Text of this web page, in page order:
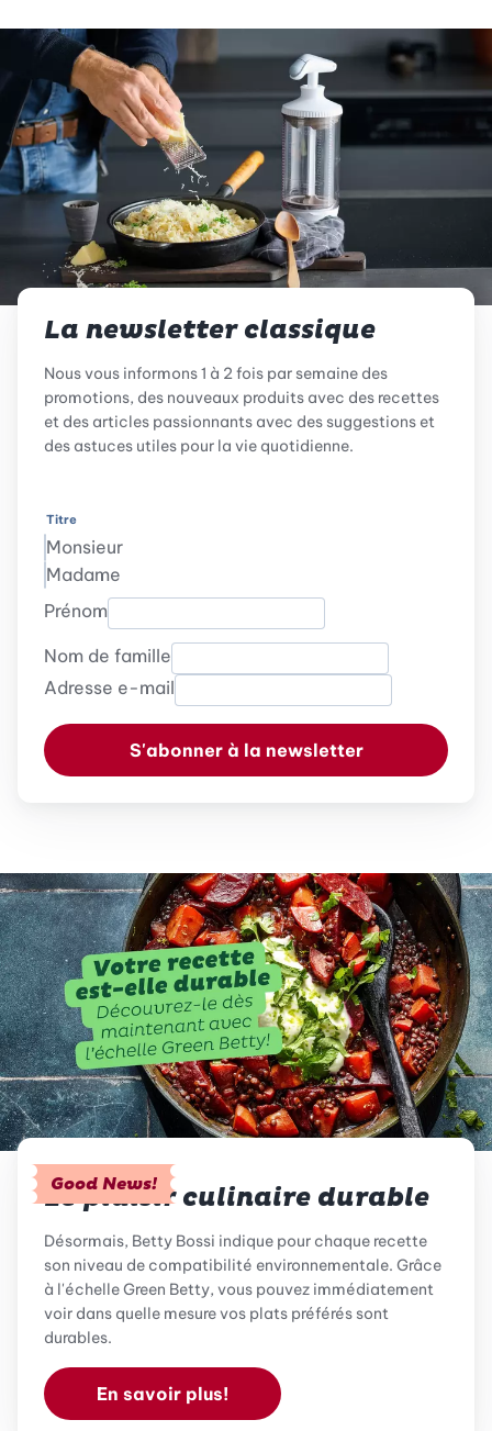
La newsletter classique
Nous vous informons 1 à 2 fois par semaine des
promotions, des nouveaux produits avec des recettes
et des articles passionnants avec des suggestions et
des astuces utiles pour la vie quotidienne.
Titre
Monsieur
Madame
Prénom
Nom de famille
Adresse e-mail
S'abonner à la newsletter
Good News!
Le plaisir culinaire durable
Désormais, Betty Bossi indique pour chaque recette
son niveau de compatibilité environnementale. Grâce
à l'échelle Green Betty, vous pouvez immédiatement
voir dans quelle mesure vos plats préférés sont
durables.
En savoir plus!